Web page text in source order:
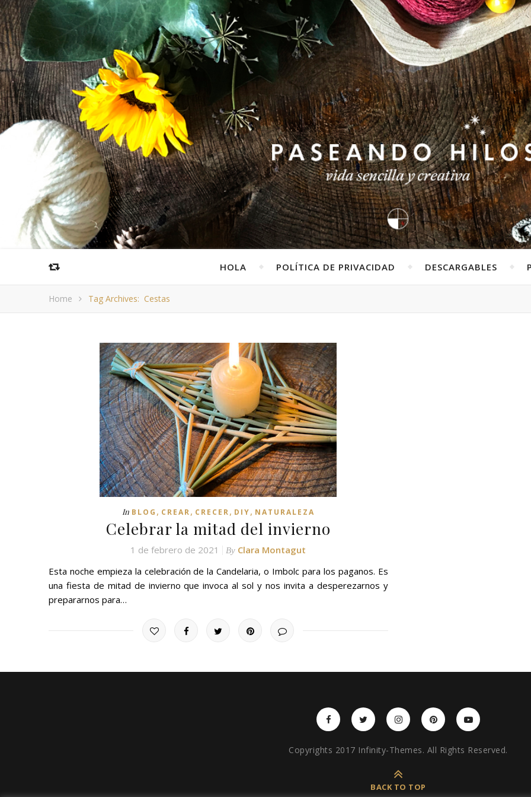
HOLA POLÍTICA DE PRIVACIDAD DESCARGABLES
Home Tag Archives: Cestas
In BLOG , CREAR, CRECER, DIY, NATURALEZA
Celebrar la mitad del invierno
1 de febrero de 2021 By Clara Montagut
Esta noche empieza la celebración de la Candelaria, o Imbolc para los paganos. Es
una fiesta de mitad de invierno que invoca al sol y nos invita a desperezarnos y
prepararnos para…
Copyrights 2017 Infinity-Themes. All Rights Reserved.
BACK TO TOP